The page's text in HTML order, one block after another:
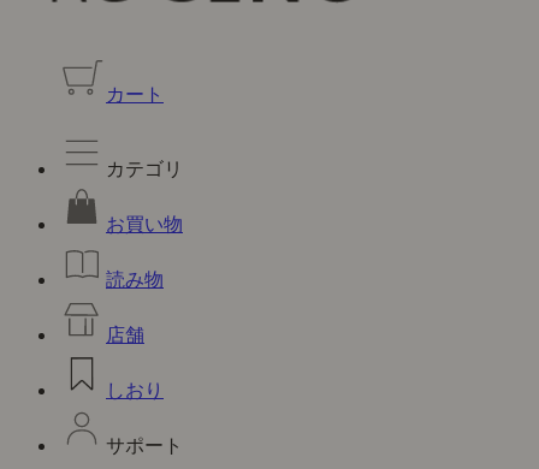
カート
カテゴリ
お買い物
読み物
店舗
しおり
サポート